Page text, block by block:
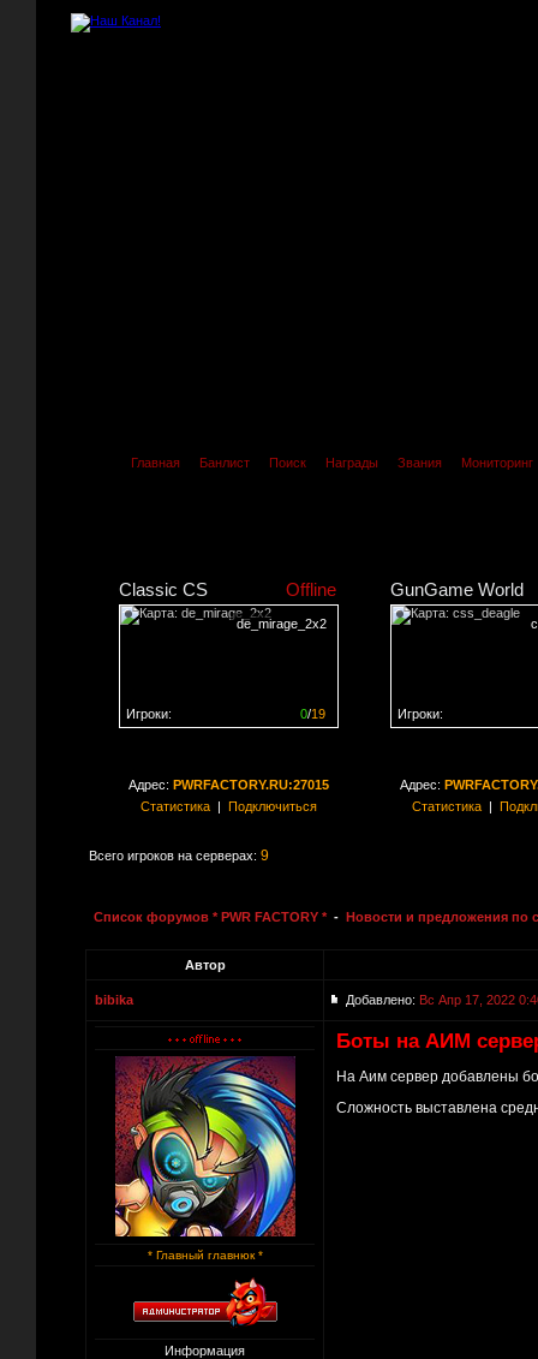
Главная Банлист Поиск Награды Звания Мониторинг
Classic CS Offline
de_mirage_2x2
0/19
Игроки:
GunGame World
Игроки:
Адрес: PWRFACTORY.RU:27015
Статистика| Подключиться
Адрес:
Статистика|
Всего игроков на серверах: 9
Список форумов * PWR FACTORY * - Новости и предложения по
Автор
bibika Добавлено: Вс Апр 17, 2022
* Главный главнюк *
Информация
Боты на АИМ
На Аим сервер добавлены
Сложность выставлена